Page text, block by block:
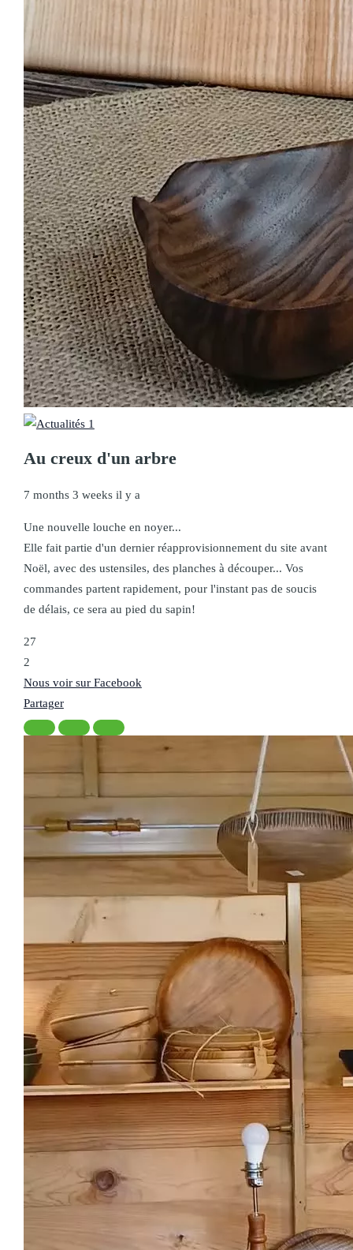
Au creux d'un arbre
7 months 3 weeks il y a
Une nouvelle louche en noyer...
Elle fait partie d'un dernier réapprovisionnement du site avant
Noël, avec des ustensiles, des planches à découper... Vos
commandes partent rapidement, pour l'instant pas de soucis
de délais, ce sera au pied du sapin!
27
2
Nous voir sur Facebook
Partager